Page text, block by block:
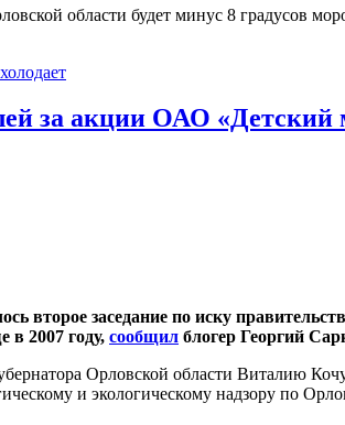
области будет минус 8 градусов
за акции ОАО «Детский
второе заседание по иску
в 2007 году, сообщил блогер Георгий
Орловской области Виталию
и экологическому надзору по